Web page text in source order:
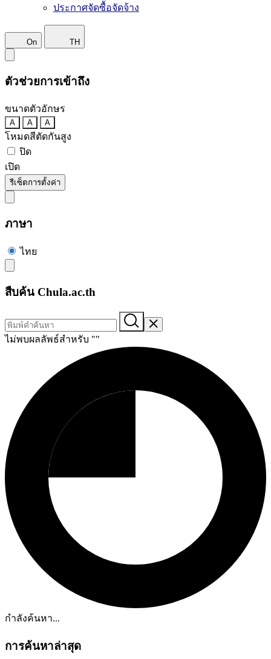
ประกาศจัดซื้อจัดจ้าง
On TH
ตัวช่วยการเข้าถึง
ขนาดตัวอักษร
A A A
โหมดสีตัดกันสูง
ปิด
เปิด
รีเซ็ตการตั้งค่า
ภาษา
ไทย
สืบค้น Chula.ac.th
ไม่พบผลลัพธ์สำหรับ ""
กำลังค้นหา...
การค้นหาล่าสุด